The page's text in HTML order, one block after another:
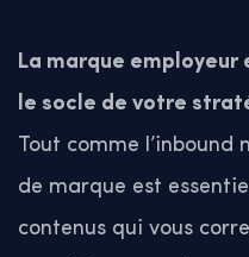
La marque
le socle de votre
Tout comme
de marque est
contenus qui vous